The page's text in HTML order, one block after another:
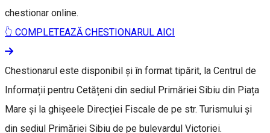
chestionar online.
👆 COMPLETEAZĂ CHESTIONARUL AICI
Chestionarul este disponibil și în format tipărit, la Centrul de
Informații pentru Cetățeni din sediul Primăriei Sibiu din Piața
Mare și la ghișeele Direcției Fiscale de pe str. Turismului și
din sediul Primăriei Sibiu de pe bulevardul Victoriei.